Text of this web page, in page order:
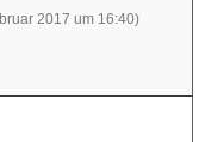
2017 um 16:40)